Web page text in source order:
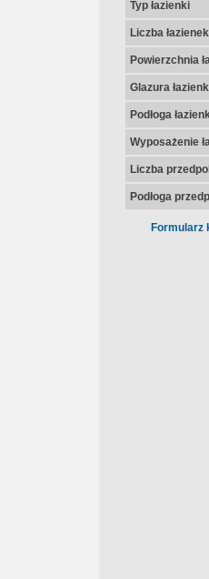
Typ łazienki
Liczba łazienek
Powierzchnia
Glazura
Podłoga
Wyposażenie
Liczba
Podłoga
Formularz